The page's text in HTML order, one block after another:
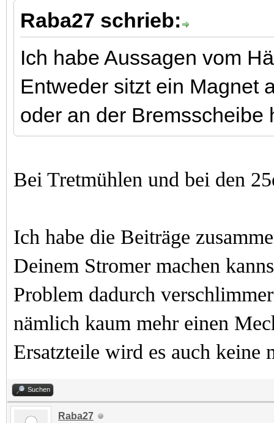
Raba27 schrieb:
Ich habe Aussagen vom
Entweder sitzt ein Magnet
oder an der Bremsscheibe
Bei Tretmühlen und bei den
Ich habe die Beiträge
Deinem Stromer machen
Problem dadurch
nämlich kaum mehr einen
Ersatzteile wird es auch keine
Suchen
Raba27